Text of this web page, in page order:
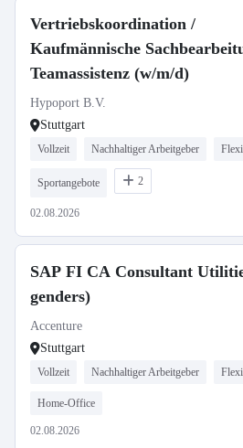
Vertriebskoordination /
Kaufmännische
Teamassistenz (w/m/d)
Hypoport B.V.
Stuttgart
Vollzeit Nachhaltiger Arbeitgeber
Sportangebote 2
02.08.2026
SAP FI CA Consultant
genders)
Accenture
Stuttgart
Vollzeit Nachhaltiger Arbeitgeber
Home-Office
02.08.2026